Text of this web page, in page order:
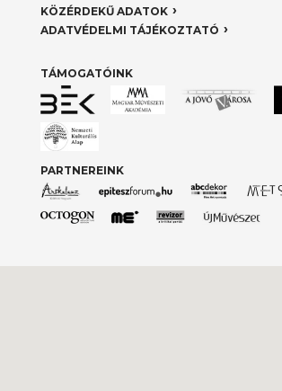
KÖZÉRDEKŰ ADATOK
ADATVÉDELMI TÁJÉKOZTATÓ
TÁMOGATÓINK
PARTNEREINK